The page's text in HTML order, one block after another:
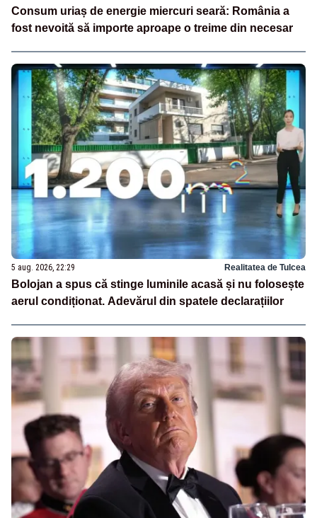
Consum uriaș de energie miercuri seară: România a
fost nevoită să importe aproape o treime din necesar
5 aug. 2026, 22:29 Realitatea de Tulcea
Bolojan a spus că stinge luminile acasă și nu folosește
aerul condiționat. Adevărul din spatele declarațiilor